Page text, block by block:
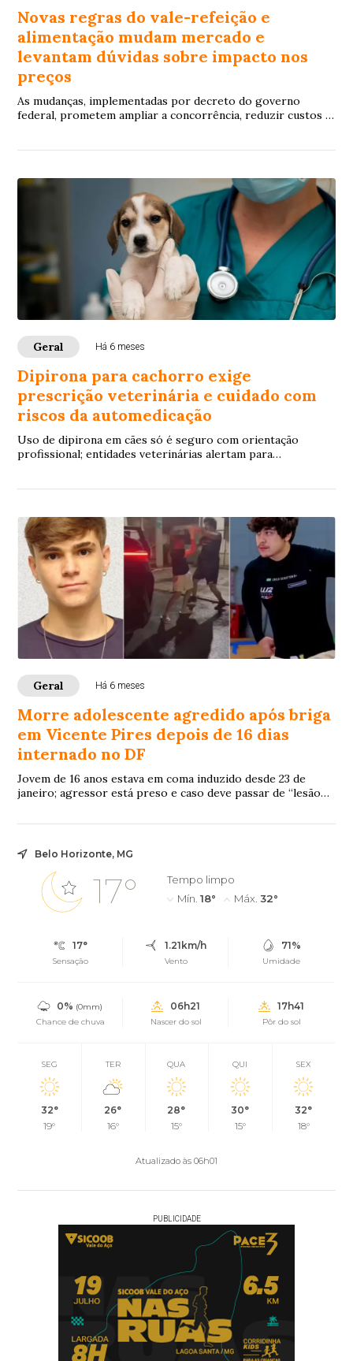
Novas regras do vale-refeição e
alimentação mudam mercado e
levantam dúvidas sobre impacto nos
preços
As mudanças, implementadas por decreto do governo
federal, prometem ampliar a concorrência, reduzir custos e
Geral Há 6 meses
Dipirona para cachorro exige
prescrição veterinária e cuidado com
riscos da automedicação
Uso de dipirona em cães só é seguro com orientação
profissional; entidades veterinárias alertam para
Geral Há 6 meses
Morre adolescente agredido após briga
em Vicente Pires depois de 16 dias
internado no DF
Jovem de 16 anos estava em coma induzido desde 23 de
janeiro; agressor está preso e caso deve passar de “lesão
Belo Horizonte, MG
17°
Tempo limpo
Mín. 18° Máx. 32°
17°
Sensação
1.21km/h
Vento
71%
Umidade
0% (0mm)
Chance de chuva
06h21
Nascer do sol
17h41
Pôr do sol
SEG
32°
19°
TER
26°
16°
QUA
28°
15°
QUI
30°
15°
SEX
32°
18°
Atualizado às 06h01
PUBLICIDADE